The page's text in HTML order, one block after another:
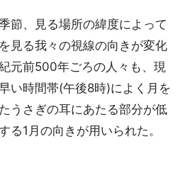
節、見る場所の緯度によって
見る我々の視線の向きが変化
元前500年ごろの人々も、現
い時間帯(午後8時)によく月を
うさぎの耳にあたる部分が低
る1月の向きが用いられた。